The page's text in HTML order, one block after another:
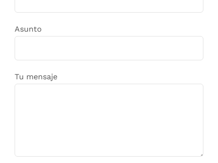
Asunto
Tu mensaje